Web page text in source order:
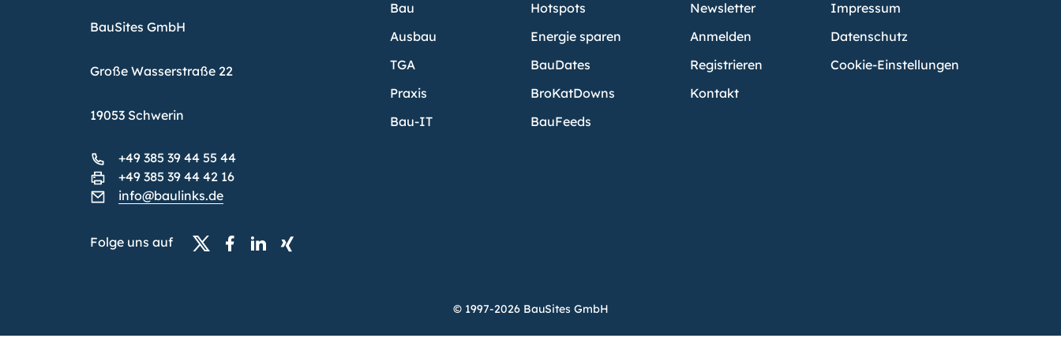
BauSites GmbH
Große Wasserstraße 22
19053 Schwerin
+49 385 39 44 55 44
+49 385 39 44 42 16
info@baulinks.de
Folge uns auf
Bau
Ausbau
TGA
Praxis
Bau-IT
Hotspots
Energie sparen
BauDates
BroKatDowns
BauFeeds
Newsletter
Anmelden
Registrieren
Kontakt
Impressum
Datenschutz
Cookie-Einstellungen
© 1997-2026 BauSites GmbH